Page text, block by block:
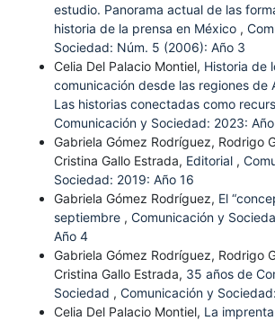
estudio. Panorama actual de las
historia de la prensa en México ,
Sociedad: Núm. 5 (2006): Año 3
Celia Del Palacio Montiel, Historia de
comunicación desde las regiones de
Las historias conectadas como
Comunicación y Sociedad: 2023:
Gabriela Gómez Rodríguez, Rodrigo
Cristina Gallo Estrada, Editorial ,
Sociedad: 2019: Año 16
Gabriela Gómez Rodríguez, El
septiembre , Comunicación y
Año 4
Gabriela Gómez Rodríguez, Rodrigo
Cristina Gallo Estrada, 35 años de
Sociedad , Comunicación y
Celia Del Palacio Montiel, La